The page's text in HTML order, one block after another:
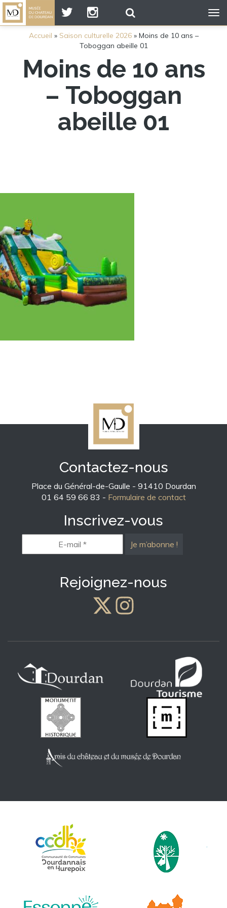
Accueil » Saison culturelle 2026» Moins de 10 ans –
Toboggan abeille 01
Moins de 10 ans
– Toboggan
abeille 01
Contactez-nous
Place du Général-de-Gaulle - 91410 Dourdan
01 64 59 66 83 - Formulaire de contact
Inscrivez-vous
mail
*
Rejoignez-nous